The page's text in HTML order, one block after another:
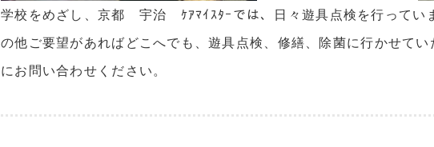
学校をめざし、京都 宇治 ｹｱﾏｲｽﾀｰでは、日々遊具点検を行ってい
の他ご要望があればどこへでも、遊具点検、修繕、除菌に行かせて
にお問い合わせください。